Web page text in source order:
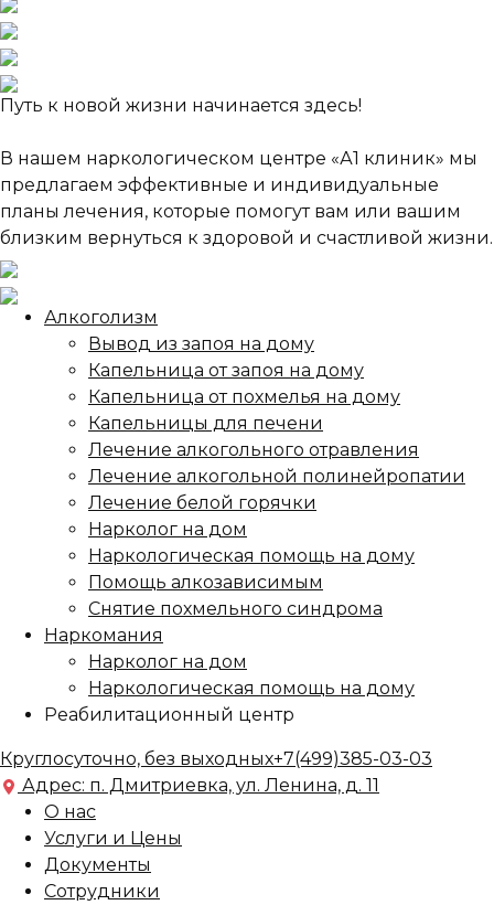
Путь к новой жизни начинается здесь!
В нашем наркологическом центре «А1 клиник» мы
предлагаем эффективные и индивидуальные
планы лечения, которые помогут вам или вашим
близким вернуться к здоровой и счастливой жизни.
Алкоголизм
Вывод из запоя на дому
Капельница от запоя на дому
Капельница от похмелья на дому
Капельницы для печени
Лечение алкогольного отравления
Лечение алкогольной полинейропатии
Лечение белой горячки
Нарколог на дом
Наркологическая помощь на дому
Помощь алкозависимым
Снятие похмельного синдрома
Наркомания
Нарколог на дом
Наркологическая помощь на дому
Реабилитационный центр
Круглосуточно, без выходных+7(499)385-03-03
Адрес: п. Дмитриевка, ул. Ленина, д. 11
О нас
Услуги и Цены
Документы
Сотрудники